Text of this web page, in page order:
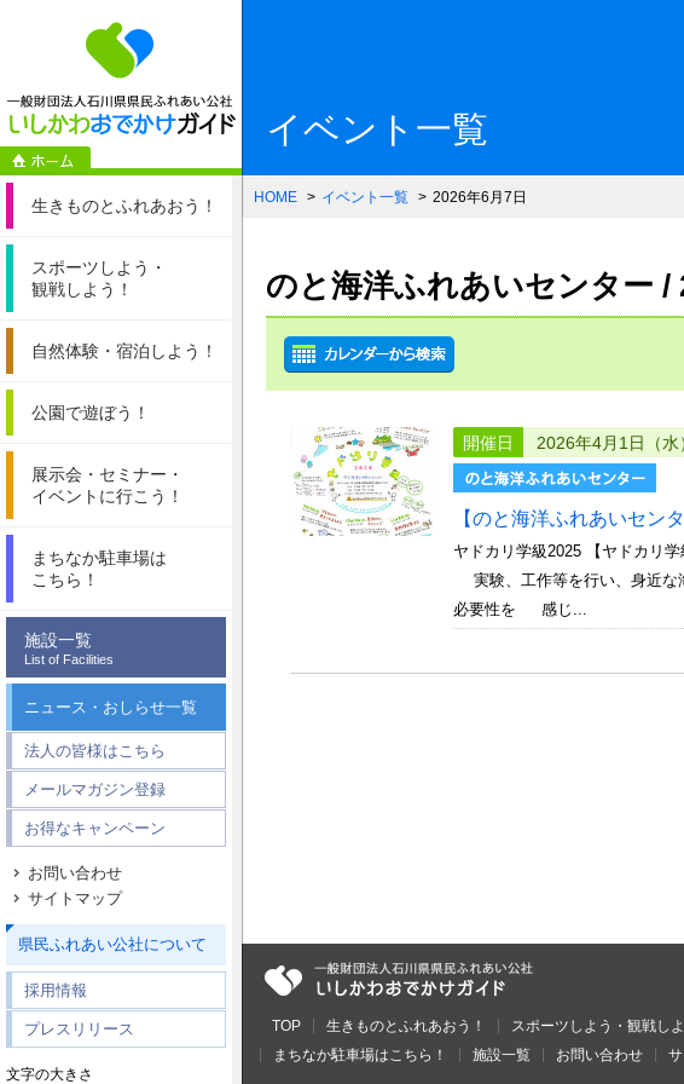
一般財団法人石川県県
生きものとふれあおう！
スポーツしよう・
観戦しよう！
自然体験・ 宿泊しよう！
公園で遊ぼう！
展示会・セミナー・
イベントに行こう！
まちなか駐車場は
こちら！
施設一覧
List of Facilities
ニュース・おしらせ一覧
法人の皆様はこちら
メールマガジン登録
お得なキャンペーン
お問い合わせ
サイトマップ
県民ふれあい公社について
採用情報
プレスリリース
文字の大きさ
イベント一覧
HOME イベント一覧 2026年6月7日
のと海洋ふれあいセンター /
開催日 2026年4月1日（水
【のと海洋ふれあいセン
ヤドカリ学級2025 【ヤドカリ
実験、工作等を行い、身近な
必要性を 感じ...
TOP 生きものとふれあおう！ スポーツしよう・観戦しよ
まちなか駐車場はこちら！
施設一覧 お問い合わせ